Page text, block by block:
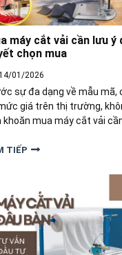
máy cắt vải cần lưu ý
chọn mua
01/2026
sự đa dạng về mẫu mã,
giá trên thị trường,
khoăn mua máy cắt vải
cùng khám phá ngay nhé!
TIẾP